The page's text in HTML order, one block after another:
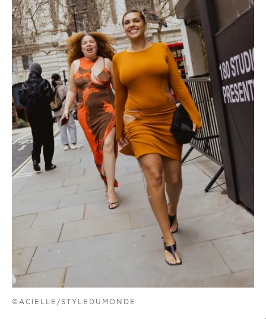
©ACIELLE/STYLEDUMONDE